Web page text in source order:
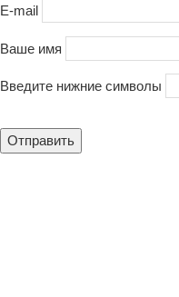
E-mail
Ваше имя
Введите нижние символы
Отправить